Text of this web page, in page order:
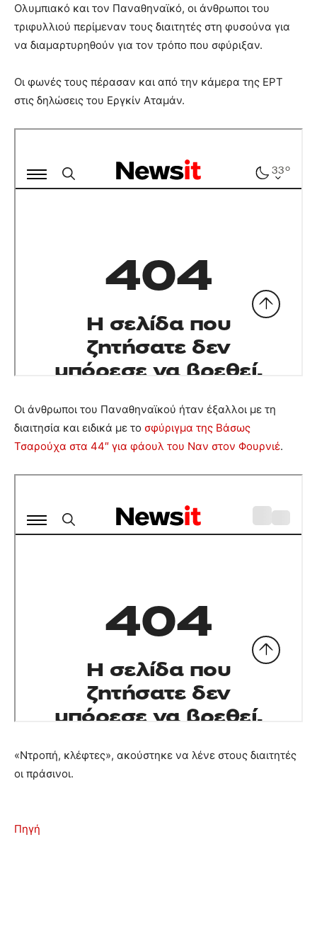
Ολυμπιακό και τον Παναθηναϊκό, οι άνθρωποι του
τριφυλλιού περίμεναν τους διαιτητές στη φυσούνα για
να διαμαρτυρηθούν για τον τρόπο που σφύριξαν.
Οι φωνές τους πέρασαν και από την κάμερα της ΕΡΤ
στις δηλώσεις του Εργκίν Αταμάν.
Οι άνθρωποι του Παναθηναϊκού ήταν έξαλλοι με τη
διαιτησία και ειδικά με το σφύριγμα της Βάσως
Τσαρούχα στα 44″ για φάουλ του Ναν στον Φουρνιέ.
«Ντροπή, κλέφτες», ακούστηκε να λένε στους διαιτητές
οι πράσινοι.
Πηγή